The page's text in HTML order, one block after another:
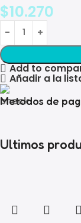
$10.270
Add to
Añadir a la
Metodos de
Ultimos